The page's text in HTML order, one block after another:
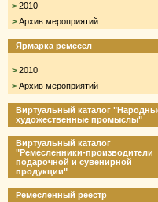
> 2010
> Архив мероприятий
Ярмарка ремесел
> 2010
> Архив мероприятий
Виртуальный каталог
художественные промыслы"
Виртуальный каталог
"Ремесленники-производители
подарочной и сувенирной
продукции"
Ремесленный реестр